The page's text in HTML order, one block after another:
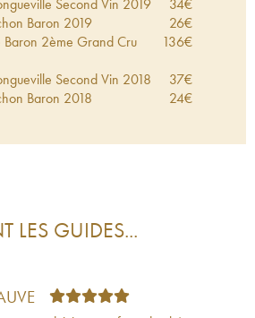
Second Vin 2019 34€
Baron 2019 26€
Baron 2ème Grand Cru
136€
Second Vin 2018 37€
Baron 2018 24€
Baron2016
Second Vin2015
LES GUIDES...